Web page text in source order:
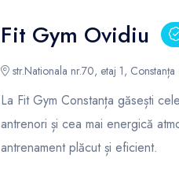
Fit Gym Ovidiu
str.Nationala nr.70, etaj 1, Constanța
La Fit Gym Constanța găsești
antrenori și cea mai energică
antrenament plăcut și eficient.